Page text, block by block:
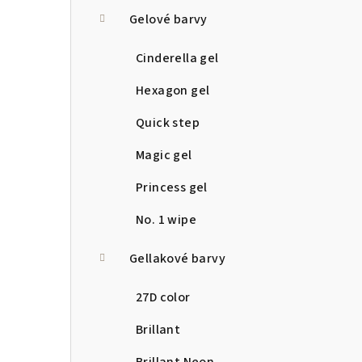
Gelové barvy
Cinderella gel
Hexagon gel
Quick step
Magic gel
Princess gel
No. 1 wipe
Gellakové barvy
27D color
Brillant